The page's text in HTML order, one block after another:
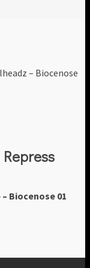
– Biocenose
Biocenose 01